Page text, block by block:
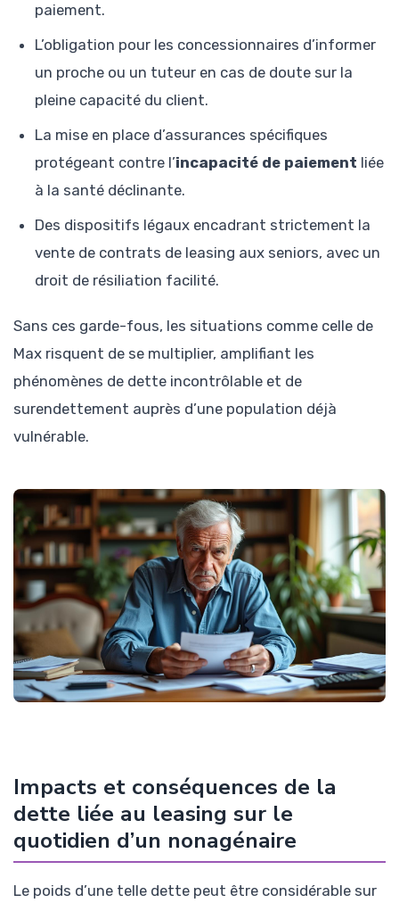
paiement.
L’obligation pour les concessionnaires d’informer
un proche ou un tuteur en cas de doute sur la
pleine capacité du client.
La mise en place d’assurances spécifiques
protégeant contre l’incapacité de paiement liée
à la santé déclinante.
Des dispositifs légaux encadrant strictement la
vente de contrats de leasing aux seniors, avec un
droit de résiliation facilité.
Sans ces garde-fous, les situations comme celle de
Max risquent de se multiplier, amplifiant les
phénomènes de dette incontrôlable et de
surendettement auprès d’une population déjà
vulnérable.
Impacts et conséquences de la
dette liée au leasing sur le
quotidien d’un nonagénaire
Le poids d’une telle dette peut être considérable sur